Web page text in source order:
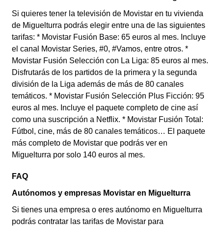
Si quieres tener la televisión de Movistar en tu vivienda
de Miguelturra podrás elegir entre una de las siguientes
tarifas: * Movistar Fusión Base: 65 euros al mes. Incluye
el canal Movistar Series, #0, #Vamos, entre otros. *
Movistar Fusión Selección con La Liga: 85 euros al mes.
Disfrutarás de los partidos de la primera y la segunda
división de la Liga además de más de 80 canales
temáticos. * Movistar Fusión Selección Plus Ficción: 95
euros al mes. Incluye el paquete completo de cine así
como una suscripción a Netflix. * Movistar Fusión Total:
Fútbol, cine, más de 80 canales temáticos… El paquete
más completo de Movistar que podrás ver en
Miguelturra por solo 140 euros al mes.
FAQ
Autónomos y empresas Movistar en Miguelturra
Si tienes una empresa o eres autónomo en Miguelturra
podrás contratar las tarifas de Movistar para